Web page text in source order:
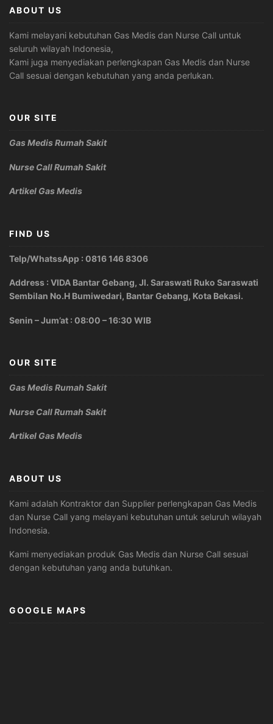
ABOUT US
Kami melayani kebutuhan Gas Medis dan Nurse Call untuk
seluruh wilayah Indonesia,
Kami juga menyediakan perlengkapan Gas Medis dan Nurse
Call sesuai dengan kebutuhan yang anda perlukan.
OUR SITE
Gas Medis Rumah Sakit
Nurse Call Rumah Sakit
Artikel Gas Medis
FIND US
Telp/WhatssApp : 0816 146 8306
Address : VIDA Bantar Gebang, Jl. Saraswati Ruko Saraswati
Sembilan No.H Bumiwedari, Bantar Gebang, Kota Bekasi.
Senin – Jum’at : 08:00 – 16:30 WIB
OUR SITE
Gas Medis Rumah Sakit
Nurse Call Rumah Sakit
Artikel Gas Medis
ABOUT US
Kami adalah Kontraktor dan Supplier perlengkapan Gas Medis
dan Nurse Call yang melayani kebutuhan untuk seluruh wilayah
Indonesia.
Kami menyediakan produk Gas Medis dan Nurse Call sesuai
dengan kebutuhan yang anda butuhkan.
GOOGLE MAPS